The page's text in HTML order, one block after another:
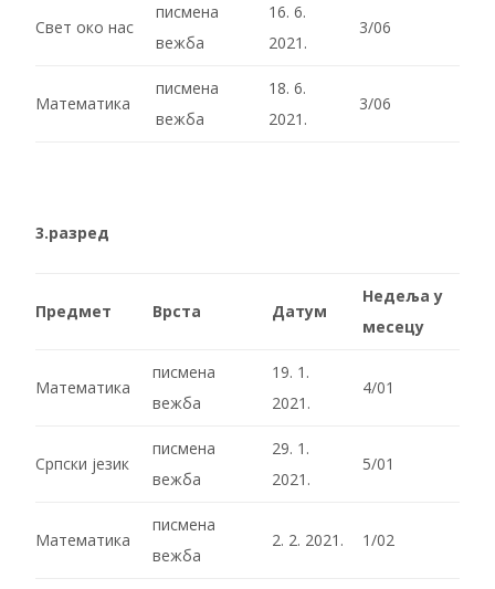
Свет око нас
писмена
вежба
16. 6.
2021.
3/06
Математика
писмена
вежба
18. 6.
2021.
3/06
3.разред
Предмет Врста Датум
Недеља у
месецу
Математика
писмена
вежба
19. 1.
2021.
4/01
Српски језик
писмена
вежба
29. 1.
2021.
5/01
Математика
писмена
вежба
2. 2. 2021. 1/02